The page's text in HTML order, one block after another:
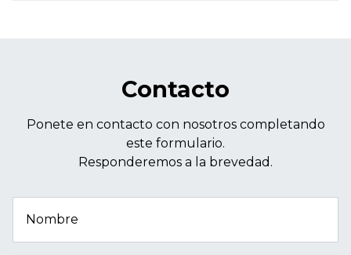
Contacto
Ponete en contacto con nosotros completando
este formulario.
Responderemos a la brevedad.
Nombre